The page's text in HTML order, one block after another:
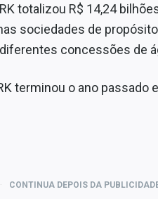
totalizou R$ 14,24
sociedades de
concessões de
terminou o ano passado
CONTINUA DEPOIS DA